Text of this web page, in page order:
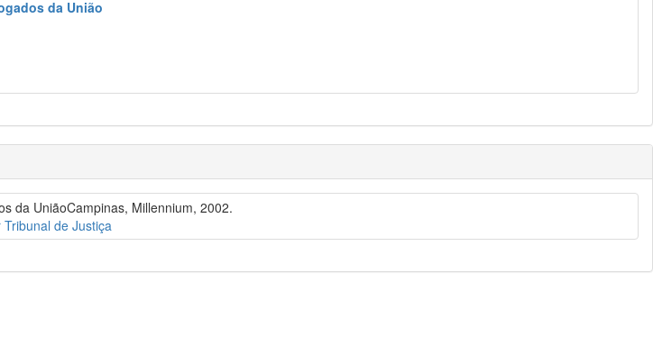
da União
da UniãoCampinas, Millennium, 2002.
de Justiça